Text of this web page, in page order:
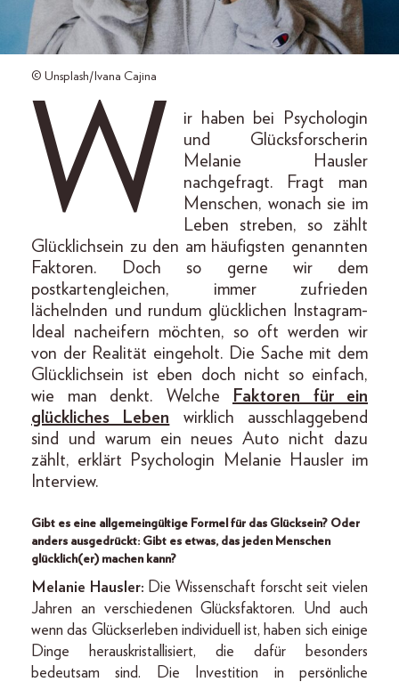
© Unsplash/Ivana Cajina
W
ir haben bei Psychologin
und Glücksforscherin
Melanie Hausler
nachgefragt. Fragt man
Menschen, wonach sie im
Leben streben, so zählt
Glücklichsein zu den am häufigsten genannten
Faktoren. Doch so gerne wir dem
postkartengleichen, immer zufrieden
lächelnden und rundum glücklichen Instagram-
Ideal nacheifern möchten, so oft werden wir
von der Realität eingeholt. Die Sache mit dem
Glücklichsein ist eben doch nicht so einfach,
wie man denkt. Welche
Faktoren für ein
glückliches Leben wirklich ausschlaggebend
sind und warum ein neues Auto nicht dazu
zählt, erklärt Psychologin Melanie Hausler im
Interview.
Gibt es eine allgemeingültige Formel für das Glücksein? Oder
anders ausgedrückt: Gibt es etwas, das jeden Menschen
glücklich(er) machen kann?
Melanie Hausler: Die Wissenschaft forscht seit vielen
Jahren an verschiedenen Glücksfaktoren. Und auch
wenn das Glückserleben individuell ist, haben sich einige
Dinge herauskristallisiert, die dafür besonders
bedeutsam sind. Die Investition in persönliche